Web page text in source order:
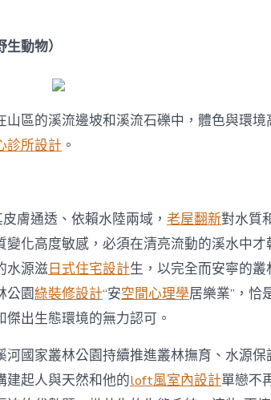
動物）
區的溪流邊坡和溪流石礫中，體色與環境
診所設計 。
膚通透、依賴水陸兩域， 老屋翻新對水質
化高度敏感，必須在清亮流動的溪水中才
水源滋日式住宅設計生，以完全而安寧的叢
公園綠裝修設計“安空間心理學居樂業”，恰
出生態環境的無力認可。
國家叢林公園持續推進叢林撫育、水源保
建起人與天然和他的loft風室內設計單戀不